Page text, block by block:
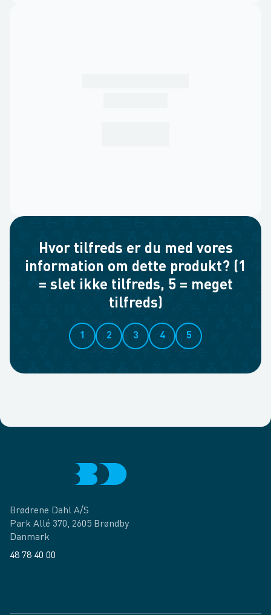
Hvor tilfreds er du med vores
information om dette produkt? (1
= slet ikke tilfreds, 5 = meget
tilfreds)
1 2 3 4 5
Brødrene Dahl A/S
Park Allé 370, 2605 Brøndby
Danmark
48 78 40 00